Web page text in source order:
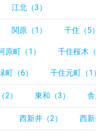
江北（3）
関原（1） 千住（5）
原町（1） 千住桜木（
町（6） 千住元町（1）
2） 東和（3） 舎
西新井（2） 西新